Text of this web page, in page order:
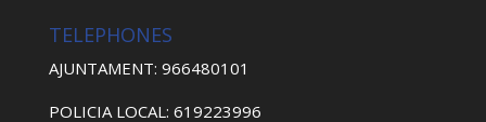
TELEPHONES
AJUNTAMENT: 966480101
POLICIA LOCAL: 619223996